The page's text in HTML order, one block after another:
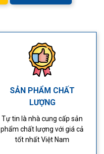
SẢN PHẨM CHẤT
LƯỢNG
Tự tin là nhà cung cấp sản
phẩm chất lượng với giá cả
tốt nhất Việt Nam